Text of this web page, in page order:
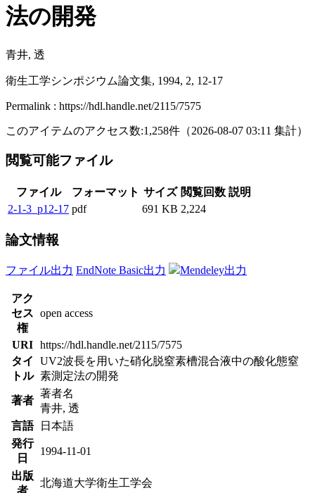
法の開発
青井, 透
衛生工学シンポジウム論文集, 1994, 2, 12-17
Permalink : https://hdl.handle.net/2115/7575
このアイテムのアクセス数:1,258件 （2026-08-07 03:11 集計）
閲覧可能ファイル
ファイル フォーマット サイズ 閲覧回数 説明
2-1-3_p12-17 pdf 691 KB 2,224
論文情報
ファイル出力 EndNote Basic出力 Mendeley出力
アク
セス
権
open access
URI https://hdl.handle.net/2115/7575
タイ
トル
UV2波長を用いた硝化脱窒素槽混合液中の酸化態窒
素測定法の開発
著者
著者名
青井, 透
言語
日本語
発行
日
1994-11-01
出版
者
北海道大学衛生工学会